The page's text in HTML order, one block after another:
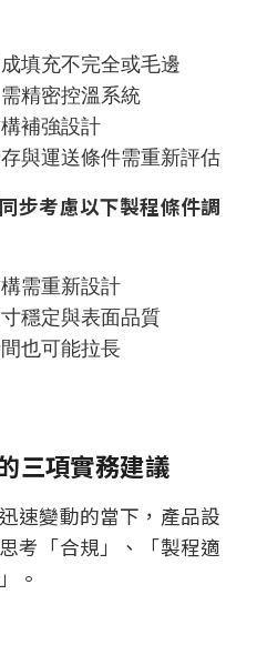
填充不完全或毛邊
精密控溫系統
補強設計
與運送條件需重新評估
步考慮以下製程條件調
需重新設計
穩定與表面品質
也可能拉長
三項實務建議
速變動的當下，產品設
考「合規」、「製程適
。